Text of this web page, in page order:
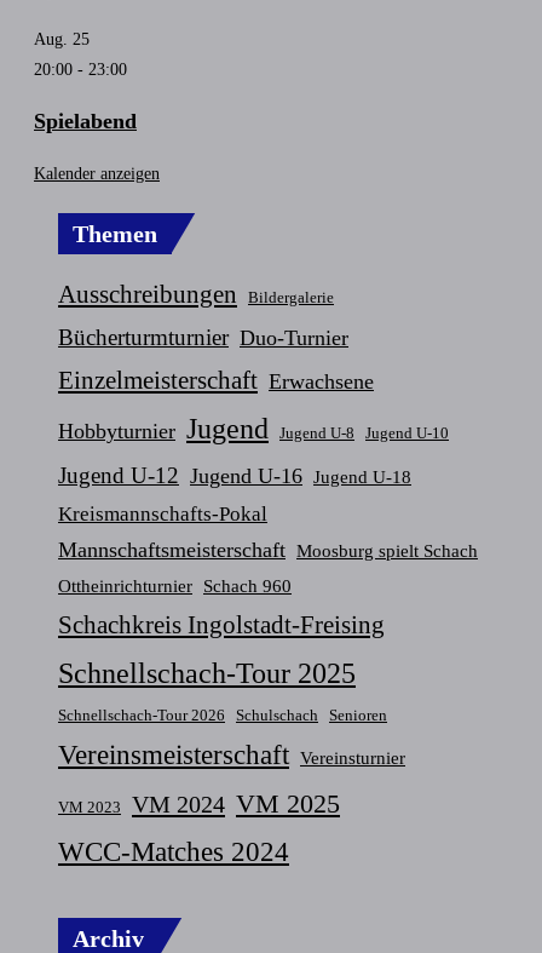
Aug. 25
20:00 - 23:00
Spielabend
Kalender anzeigen
Themen
Ausschreibungen Bildergalerie
Bücherturmturnier Duo-Turnier
Einzelmeisterschaft Erwachsene
Hobbyturnier Jugend Jugend U-8 Jugend U-10
Jugend U-12 Jugend U-16 Jugend U-18
Kreismannschafts-Pokal
Mannschaftsmeisterschaft Moosburg spielt Schach
Ottheinrichturnier Schach 960
Schachkreis Ingolstadt-Freising
Schnellschach-Tour 2025
Schnellschach-Tour 2026 Schulschach Senioren
Vereinsmeisterschaft Vereinsturnier
VM 2023 VM 2024 VM 2025
WCC-Matches 2024
Archiv